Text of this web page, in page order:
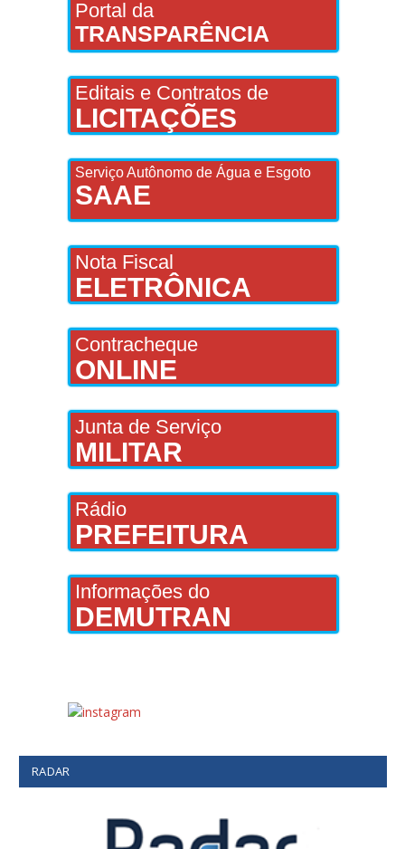
Portal da
TRANSPARÊNCIA
Editais e Contratos de
LICITAÇÕES
Serviço Autônomo de Água e Esgoto
SAAE
Nota Fiscal
ELETRÔNICA
Contracheque
ONLINE
Junta de Serviço
MILITAR
Rádio
PREFEITURA
Informações do
DEMUTRAN
RADAR